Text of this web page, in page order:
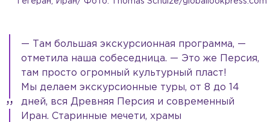
— Там большая экскурсионная программа, —
отметила наша собеседница. — Это же Персия,
там просто огромный культурный пласт!
Мы делаем экскурсионные туры, от 8 до 14
дней, вся Древняя Персия и современный
Иран. Старинные мечети, храмы